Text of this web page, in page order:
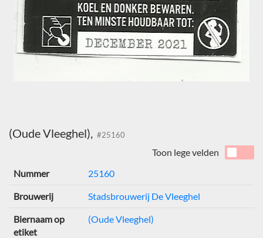
(Oude Vleeghel), #25160
Toon lege velden
Nummer
25160
Brouwerij Stadsbrouwerij De Vleeghel
Biernaam op
etiket
(Oude Vleeghel)